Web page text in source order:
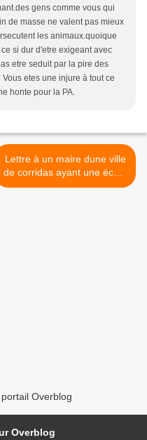
gens comme vous qui
de masse ne valent pas mieux
les animaux.quoique
si dur d'etre exigeant avec
etre seduit par la pire des
etes une injure à tout ce
honte pour la PA.
Lettre à un maire dune ville
de corridas ayant une école
de tauromachie. Tu seras
Overblog
Overblog